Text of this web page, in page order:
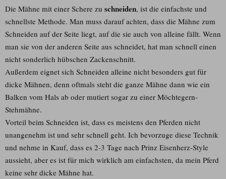
Die Mähne mit einer Schere zu schneiden, ist die einfachste und
schnellste Methode. Man muss darauf achten, dass die Mähne zum
Schneiden auf der Seite liegt, auf die sie auch von alleine fällt. Wenn
man sie von der anderen Seite aus schneidet, hat man schnell einen
nicht sonderlich hübschen Zackenschnitt.
Außerdem eignet sich Schneiden alleine nicht besonders gut für
dicke Mähnen, denn oftmals steht die ganze Mähne dann wie ein
Balken vom Hals ab oder mutiert sogar zu einer Möchtegern-
Stehmähne.
Vorteil beim Schneiden ist, dass es meistens den Pferden nicht
unangenehm ist und sehr schnell geht. Ich bevorzuge diese Technik
und nehme in Kauf, dass es 2-3 Tage nach Prinz Eisenherz-Style
aussieht, aber es ist für mich wirklich am einfachsten, da mein Pferd
keine sehr dicke Mähne hat.